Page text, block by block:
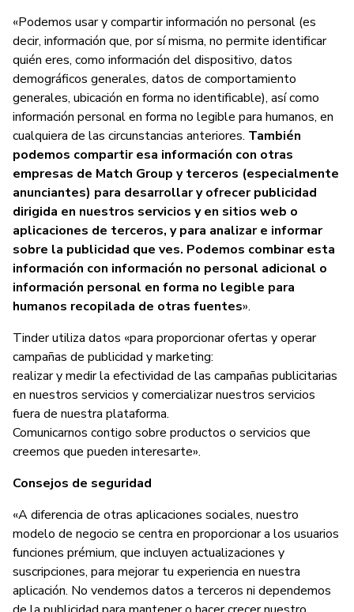
«Podemos usar y compartir información no personal (es
decir, información que, por sí misma, no permite identificar
quién eres, como información del dispositivo, datos
demográficos generales, datos de comportamiento
generales, ubicación en forma no identificable), así como
información personal en forma no legible para humanos, en
cualquiera de las circunstancias anteriores. También
podemos compartir esa información con otras
empresas de Match Group y terceros (especialmente
anunciantes) para desarrollar y ofrecer publicidad
dirigida en nuestros servicios y en sitios web o
aplicaciones de terceros, y para analizar e informar
sobre la publicidad que ves. Podemos combinar esta
información con información no personal adicional o
información personal en forma no legible para
humanos recopilada de otras fuentes».
Tinder utiliza datos «para proporcionar ofertas y operar
campañas de publicidad y marketing:
realizar y medir la efectividad de las campañas publicitarias
en nuestros servicios y comercializar nuestros servicios
fuera de nuestra plataforma.
Comunicarnos contigo sobre productos o servicios que
creemos que pueden interesarte».
Consejos de seguridad
«A diferencia de otras aplicaciones sociales, nuestro
modelo de negocio se centra en proporcionar a los usuarios
funciones prémium, que incluyen actualizaciones y
suscripciones, para mejorar tu experiencia en nuestra
aplicación. No vendemos datos a terceros ni dependemos